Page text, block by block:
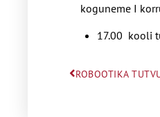
koguneme I
17.00 kooli
ROBOOTIKA